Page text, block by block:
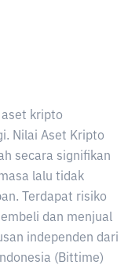
kripto
Nilai Aset Kripto
secara signifikan
lalu tidak
Terdapat risiko
dan menjual
independen dari
(Bittime)